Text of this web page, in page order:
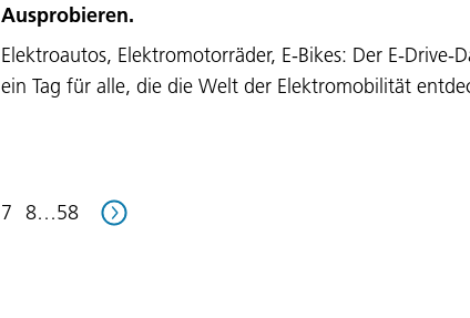
Ausprobieren.
Elektroautos, Elektromotorräder, E-Bikes: Der E-Drive-
ein Tag für alle, die die Welt der Elektromobilität
7 8…58